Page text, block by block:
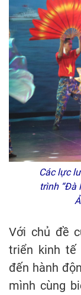
Các lực
trình “Đà
Với chủ đề
triển kinh tế
đến hành
mình cùng